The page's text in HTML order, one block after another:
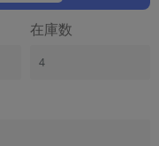
在庫数
4